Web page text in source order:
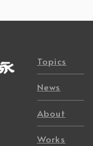
Topics
News
About
Works